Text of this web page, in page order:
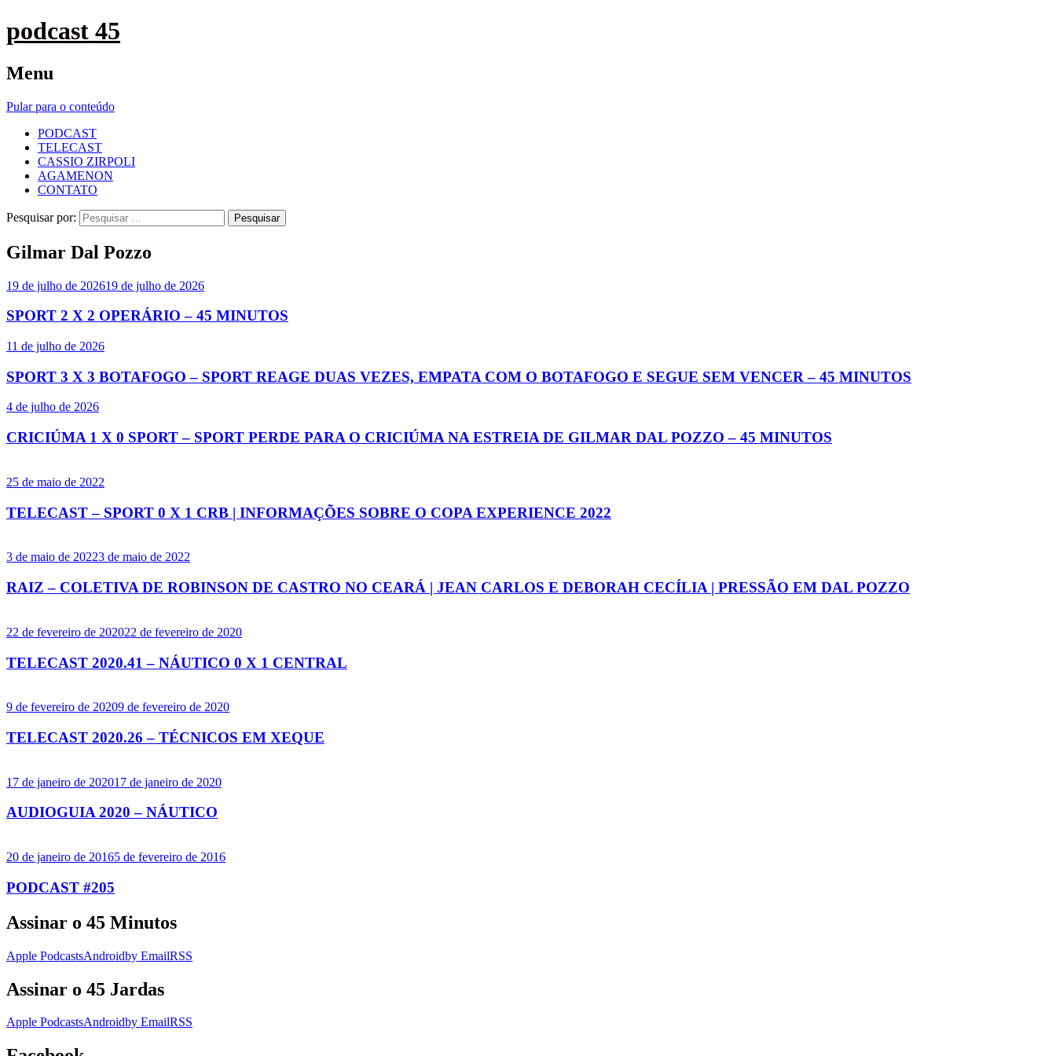
podcast 45
Menu
Pular para o conteúdo
PODCAST
TELECAST
CASSIO ZIRPOLI
AGAMENON
CONTATO
Pesquisar por:
Gilmar Dal Pozzo
19 de julho de 202619 de julho de 2026
SPORT 2 X 2 OPERÁRIO – 45 MINUTOS
11 de julho de 2026
SPORT 3 X 3 BOTAFOGO – SPORT REAGE DUAS VEZES, EMPATA COM O BOTAFOGO E SEGUE SEM VENCER – 45 MINUTOS
4 de julho de 2026
CRICIÚMA 1 X 0 SPORT – SPORT PERDE PARA O CRICIÚMA NA ESTREIA DE GILMAR DAL POZZO – 45 MINUTOS
25 de maio de 2022
TELECAST – SPORT 0 X 1 CRB | INFORMAÇÕES SOBRE O COPA EXPERIENCE 2022
3 de maio de 20223 de maio de 2022
RAIZ – COLETIVA DE ROBINSON DE CASTRO NO CEARÁ | JEAN CARLOS E DEBORAH CECÍLIA | PRESSÃO EM DAL POZZO
22 de fevereiro de 202022 de fevereiro de 2020
TELECAST 2020.41 – NÁUTICO 0 X 1 CENTRAL
9 de fevereiro de 20209 de fevereiro de 2020
TELECAST 2020.26 – TÉCNICOS EM XEQUE
17 de janeiro de 202017 de janeiro de 2020
AUDIOGUIA 2020 – NÁUTICO
20 de janeiro de 20165 de fevereiro de 2016
PODCAST #205
Assinar o 45 Minutos
Apple PodcastsAndroidby EmailRSS
Assinar o 45 Jardas
Apple PodcastsAndroidby EmailRSS